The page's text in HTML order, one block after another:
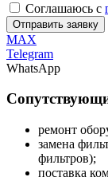
Соглашаюсь с
Отправить заявку
MAX
Telegram
WhatsApp
ремонт
замена
фильтров);
поставка